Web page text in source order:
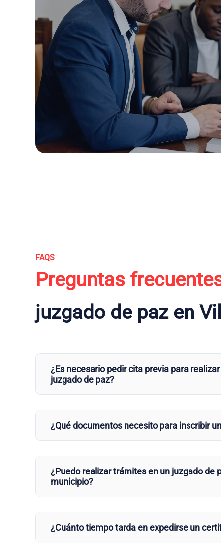
FAQS
Preguntas
juzgado de paz en
¿Es necesario pedir cita previa para
juzgado de paz?
¿Qué documentos necesito para inscribir
¿Puedo realizar trámites en un juzgado de
municipio?
¿Cuánto tiempo tarda en expedirse un